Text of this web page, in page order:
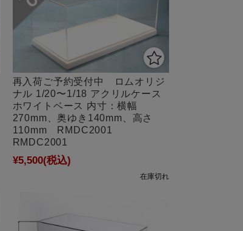
再入荷ご予約受付中 ロムオリジ
ナル 1/20〜1/18 アクリルケース
ホワイトベース 内寸：横幅
270mm、奥ゆき140mm、高さ
110mm RMDC2001
RMDC2001
¥5,500(税込)
在庫切れ